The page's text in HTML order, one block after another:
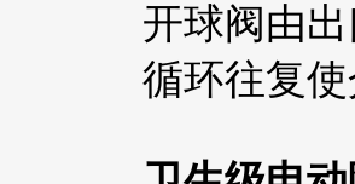
开球阀由
循环往复